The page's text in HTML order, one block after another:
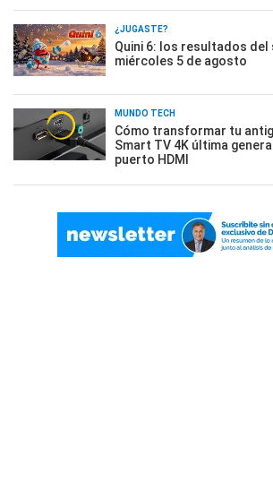
¿JUGASTE?
Quini 6: los resultados del
miércoles 5 de agosto
MUNDO TECH
Cómo transformar tu
Smart TV 4K última
puerto HDMI